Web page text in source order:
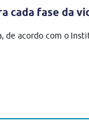
cada fase da
de acordo com o